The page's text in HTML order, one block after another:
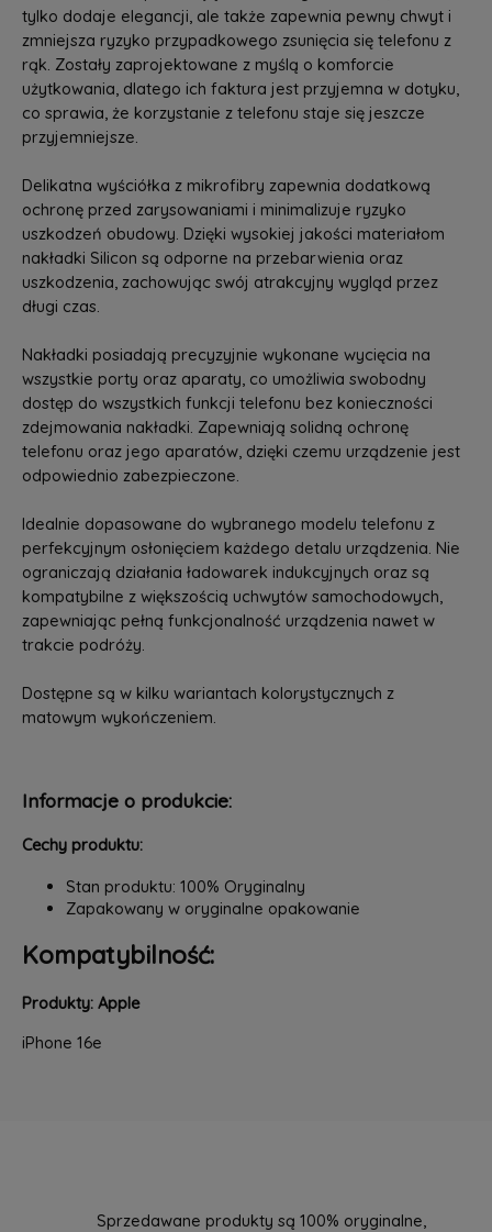
tylko dodaje elegancji, ale także zapewnia pewny chwyt i
zmniejsza ryzyko przypadkowego zsunięcia się telefonu z
rąk. Zostały zaprojektowane z myślą o komforcie
użytkowania, dlatego ich faktura jest przyjemna w dotyku,
co sprawia, że korzystanie z telefonu staje się jeszcze
przyjemniejsze.
Delikatna wyściółka z mikrofibry zapewnia dodatkową
ochronę przed zarysowaniami i minimalizuje ryzyko
uszkodzeń obudowy. Dzięki wysokiej jakości materiałom
nakładki Silicon są odporne na przebarwienia oraz
uszkodzenia, zachowując swój atrakcyjny wygląd przez
długi czas.
Nakładki posiadają precyzyjnie wykonane wycięcia na
wszystkie porty oraz aparaty, co umożliwia swobodny
dostęp do wszystkich funkcji telefonu bez konieczności
zdejmowania nakładki. Zapewniają solidną ochronę
telefonu oraz jego aparatów, dzięki czemu urządzenie jest
odpowiednio zabezpieczone.
Idealnie dopasowane do wybranego modelu telefonu z
perfekcyjnym osłonięciem każdego detalu urządzenia. Nie
ograniczają działania ładowarek indukcyjnych oraz są
kompatybilne z większością uchwytów samochodowych,
zapewniając pełną funkcjonalność urządzenia nawet w
trakcie podróży.
Dostępne są w kilku wariantach kolorystycznych z
matowym wykończeniem.
Informacje o produkcie:
Cechy produktu:
Stan produktu: 100% Oryginalny
Zapakowany w oryginalne opakowanie
Kompatybilność:
Produkty: Apple
iPhone 16e
Sprzedawane produkty są 100% oryginalne,